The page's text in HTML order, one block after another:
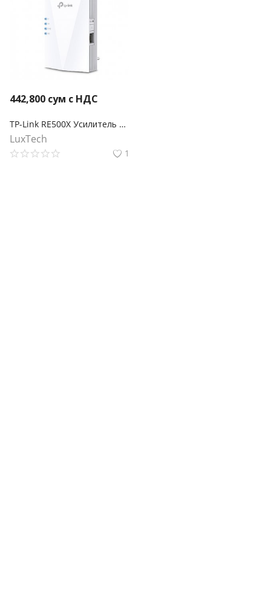
442,800 сум с НДС
TP-Link RE500X Усилитель сигнала Wi-Fi 6 AX1500
LuxTech
1